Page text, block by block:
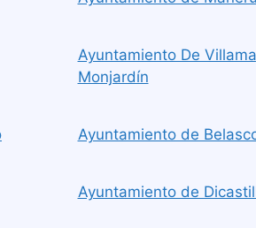
Ayuntamiento De
Monjardín
Ayuntamiento de
Ayuntamiento de